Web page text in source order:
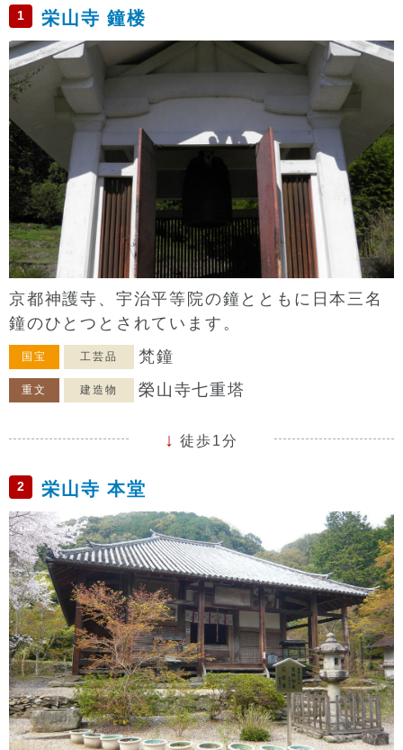
1 栄山寺 鐘楼
京都神護寺、宇治平等院の鐘とともに日本三名
鐘のひとつとされています。
国宝 工芸品 梵鐘
重文 建造物 榮山寺七重塔
徒歩1分
2 栄山寺 本堂